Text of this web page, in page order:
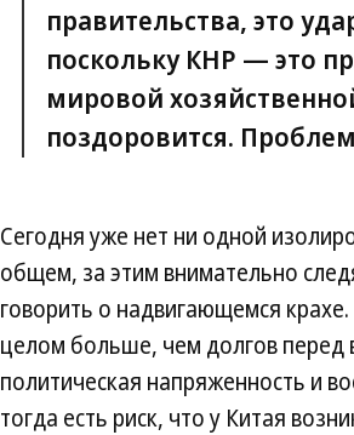
правительства, это
поскольку КНР — это
мировой
поздоровится.
Сегодня уже нет ни одной
общем, за этим внимательно
говорить о надвигающемся
целом больше, чем долгов
политическая напряженность и
тогда есть риск, что у Китая